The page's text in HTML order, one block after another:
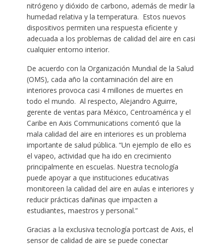
nitrógeno y dióxido de carbono, además de medir la
humedad relativa y la temperatura. Estos nuevos
dispositivos permiten una respuesta eficiente y
adecuada a los problemas de calidad del aire en casi
cualquier entorno interior.
De acuerdo con la Organización Mundial de la Salud
(OMS), cada año la contaminación del aire en
interiores provoca casi 4 millones de muertes en
todo el mundo. Al respecto, Alejandro Aguirre,
gerente de ventas para México, Centroamérica y el
Caribe en Axis Communications comentó que la
mala calidad del aire en interiores es un problema
importante de salud pública. “Un ejemplo de ello es
el vapeo, actividad que ha ido en crecimiento
principalmente en escuelas. Nuestra tecnología
puede apoyar a que instituciones educativas
monitoreen la calidad del aire en aulas e interiores y
reducir prácticas dañinas que impacten a
estudiantes, maestros y personal.”
Gracias a la exclusiva tecnología portcast de Axis, el
sensor de calidad de aire se puede conectar